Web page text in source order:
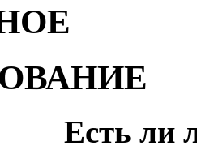
Есть ли